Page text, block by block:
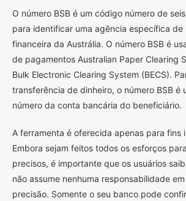
O número BSB é um código número de
para identificar uma agência específica de
financeira da Austrália. O número BSB é
de pagamentos Australian Paper Clearing
Bulk Electronic Clearing System (BECS).
transferência de dinheiro, o número BSB é
número da conta bancária do beneficiário.
A ferramenta é oferecida apenas para fins
Embora sejam feitos todos os esforços
precisos, é importante que os usuários
não assume nenhuma responsabilidade
precisão. Somente o seu banco pode